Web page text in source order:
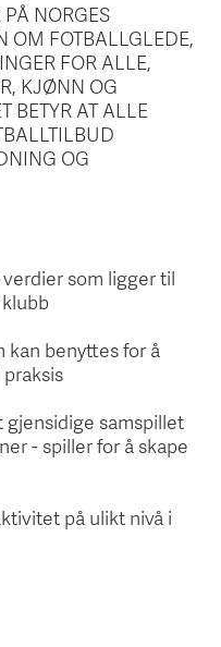
NORGES
OM FOTBALLGLEDE,
FOR ALLE,
KJØNN OG
BETYR AT ALLE
OG
som ligger til
kan benyttes for å
gjensidige samspillet
- spiller for å skape
på ulikt nivå i